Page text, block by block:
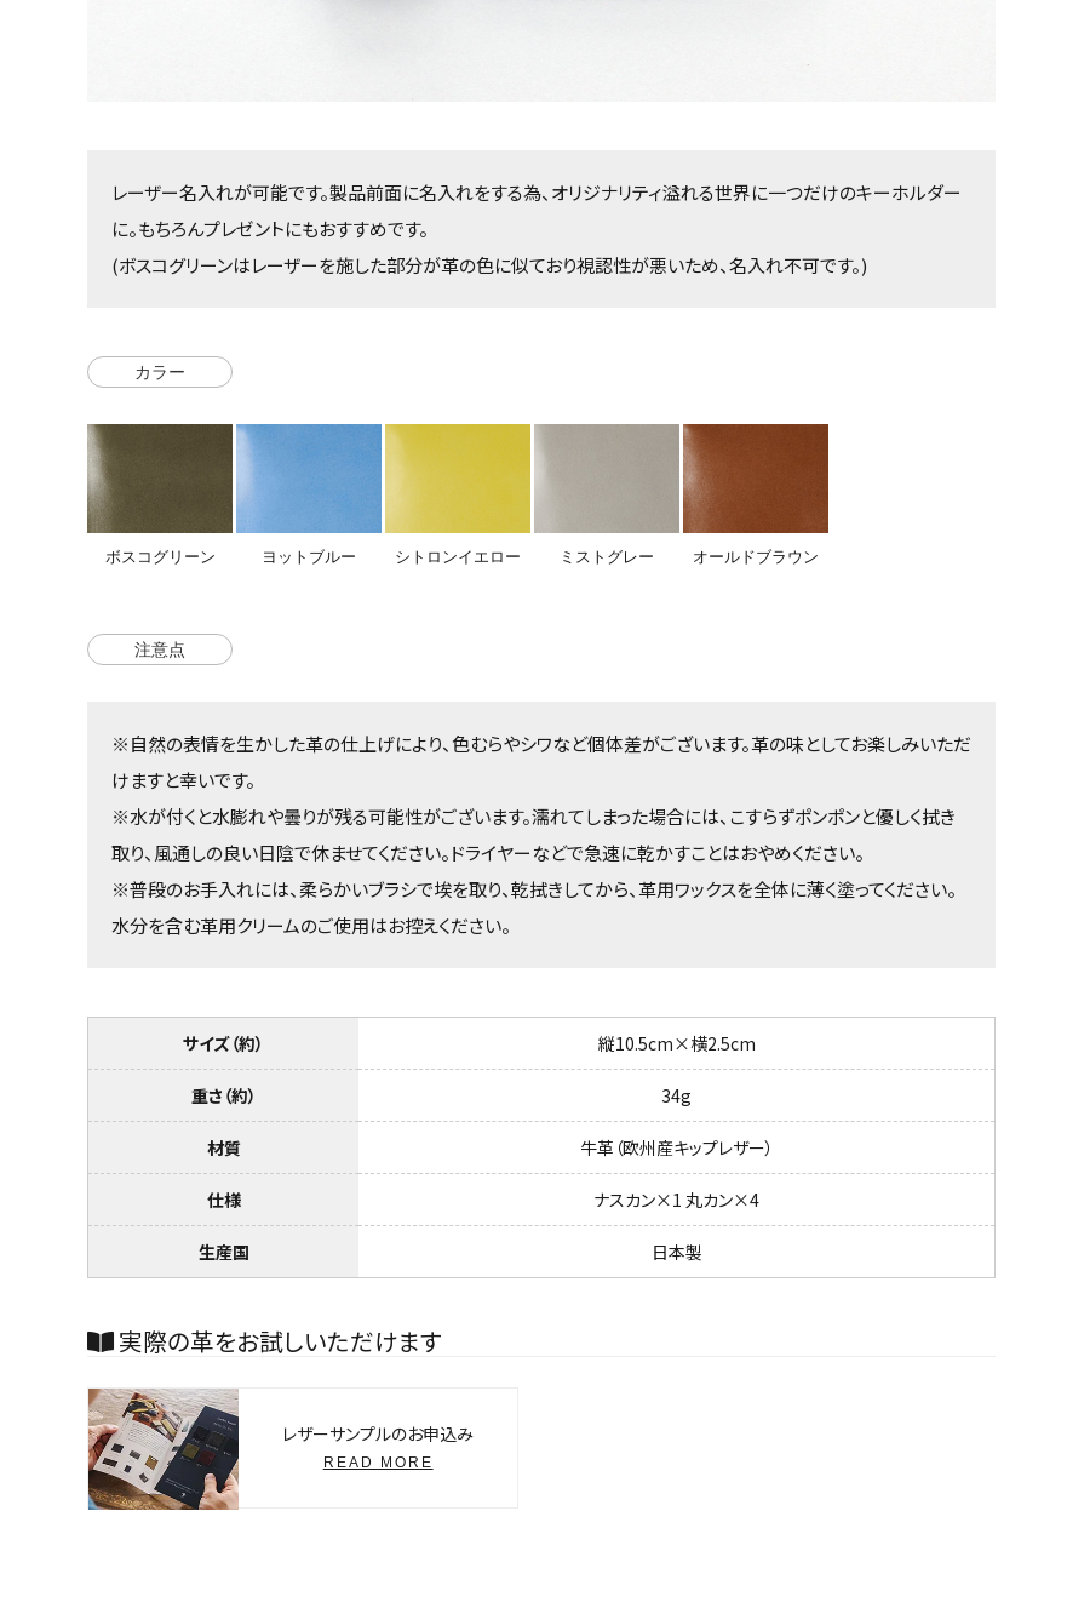
レーザー名入れが可能です。製品前面に名入れをする為、オリジナリティ溢れる世界に一つだけのキーホルダー
に。もちろんプレゼントにもおすすめです。
(ボスコグリーンはレーザーを施した部分が革の色に似ており視認性が悪いため、名入れ不可です。)
カラー
ボスコグリーン ヨットブルー シトロンイエロー ミストグレー オールドブラウン
注意点
※自然の表情を生かした革の仕上げにより、色むらやシワなど個体差がございます。革の味としてお楽しみいただ
けますと幸いです。
※水が付くと水膨れや曇りが残る可能性がございます。濡れてしまった場合には、こすらずポンポンと優しく拭き
取り、風通しの良い日陰で休ませてください。ドライヤーなどで急速に乾かすことはおやめください。
※普段のお手入れには、柔らかいブラシで埃を取り、乾拭きしてから、革用ワックスを全体に薄く塗ってください。
水分を含む革用クリームのご使用はお控えください。
サイズ（約） 縦10.5cm×横2.5cm
重さ（約） 34g
材質 牛革（欧州産キップレザー）
仕様 ナスカン×1 丸カン×4
生産国 日本製
実際の革をお試しいただけます
レザーサンプルのお申込み
READ MORE